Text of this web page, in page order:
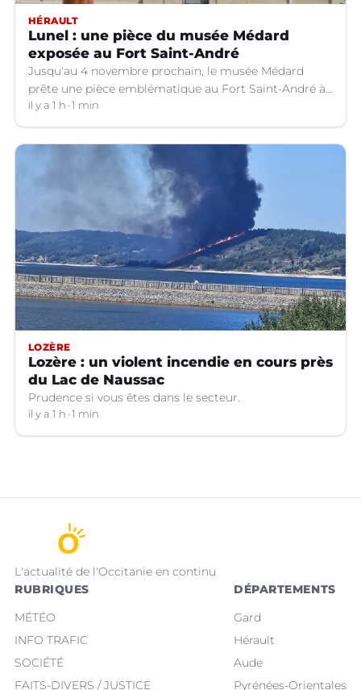
HÉRAULT
Lunel : une pièce du musée Médard
exposée au Fort Saint-André
Jusqu'au 4 novembre prochain, le musée Médard
prête une pièce emblématique au Fort Saint-André à
Villeneuve-lez-Avignon (Gard).
il y a 1 h 1 min
LOZÈRE
Lozère : un violent incendie en cours près
du Lac de Naussac
Prudence si vous êtes dans le secteur.
il y a 1 h 1 min
L'actualité de l'Occitanie en continu
RUBRIQUES
MÉTÉO
INFO TRAFIC
SOCIÉTÉ
FAITS-DIVERS / JUSTICE
DÉPARTEMENTS
Gard
Hérault
Aude
Pyrénées-Orientales